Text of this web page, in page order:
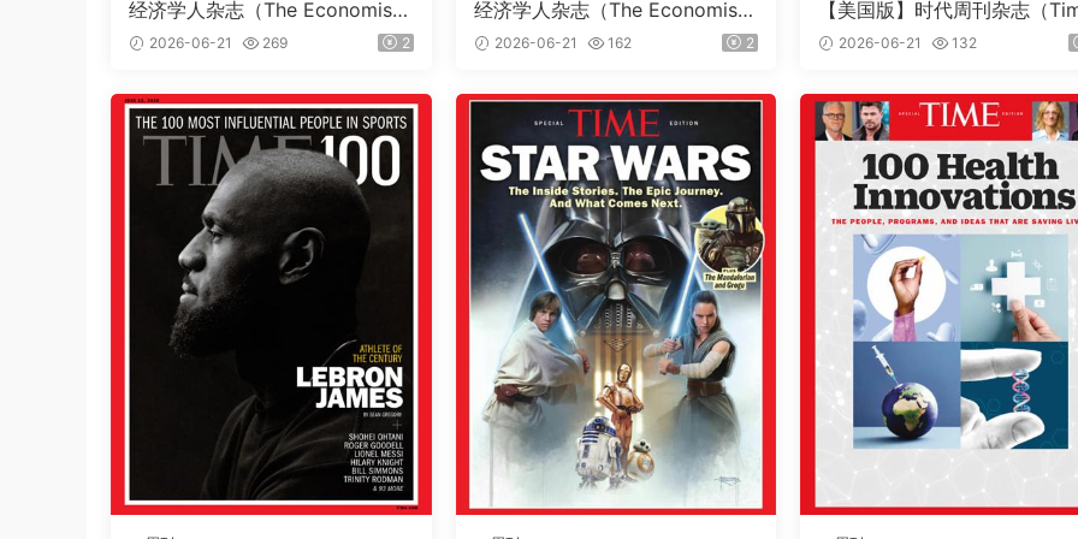
经济学人杂志（The Economis
t）2026年6月20日（PDF版+音
频+Kindle版）
2026-06-21 269 2
经济学人杂志（The Economis
t）2026年6月13日（PDF版+音
频+Kindle版）
2026-06-21 162 2
【美国版】时代周刊杂志（
e）2026年6月22日
2026-06-21 132